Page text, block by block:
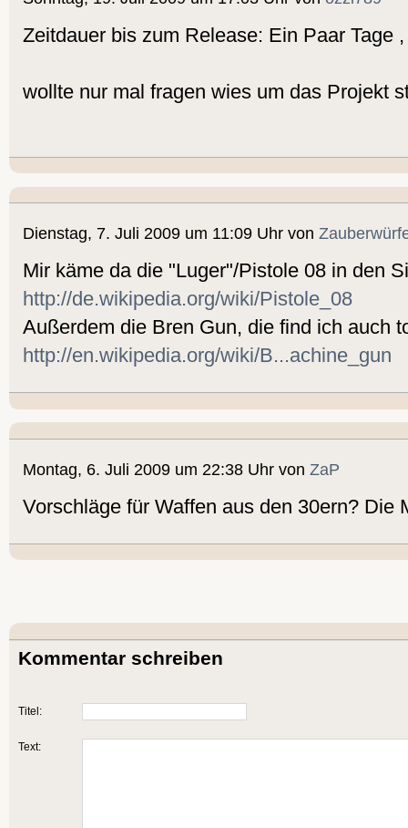
Zeitdauer bis zum Release: Ein Paar Tage
wollte nur mal fragen wies um das Projekt
Dienstag, 7. Juli 2009 um 11:09 Uhr von
Mir käme da die "Luger"/Pistole 08 in den
http://de.wikipedia.org/wiki/Pistole_08
Außerdem die Bren Gun, die find ich auch
http://en.wikipedia.org/wiki/B...achine_gun
Montag, 6. Juli 2009 um 22:38 Uhr von ZaP
Vorschläge für Waffen aus den 30ern? Die
Kommentar schreiben
Titel:
Text: